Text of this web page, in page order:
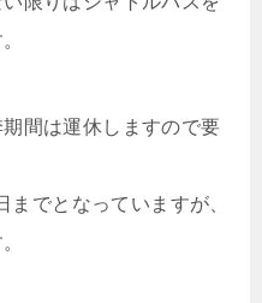
間は運休しますので要
でとなっていますが、